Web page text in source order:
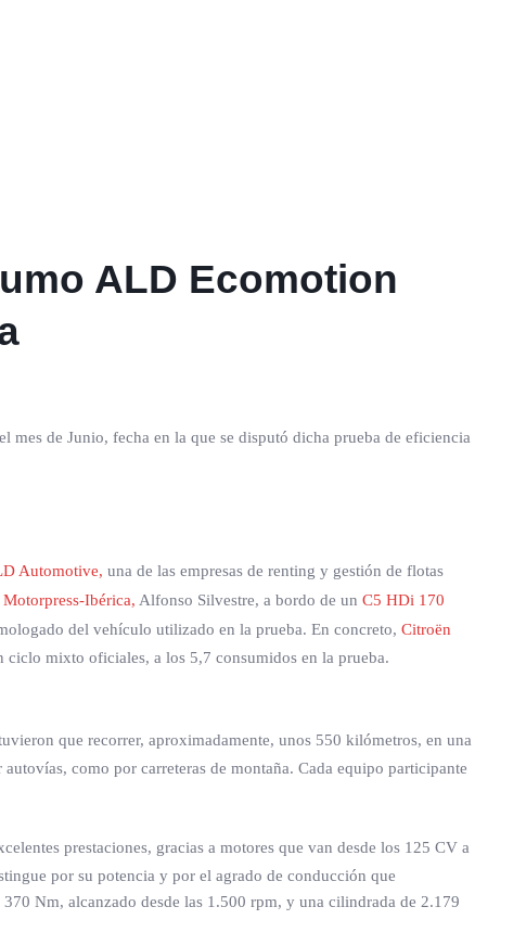
ALD Ecomotion
mes de Junio, fecha en la que se disputó dicha prueba de eficiencia
Automotive, una de las empresas de renting y gestión de flotas
Ibérica, Alfonso Silvestre, a bordo de un C5 HDi 170
del vehículo utilizado en la prueba. En concreto, Citroën
mixto oficiales, a los 5,7 consumidos en la prueba.
que recorrer, aproximadamente, unos 550 kilómetros, en una
como por carreteras de montaña. Cada equipo participante
prestaciones, gracias a motores que van desde los 125 CV a
por su potencia y por el agrado de conducción que
Nm, alcanzado desde las 1.500 rpm, y una cilindrada de 2.179